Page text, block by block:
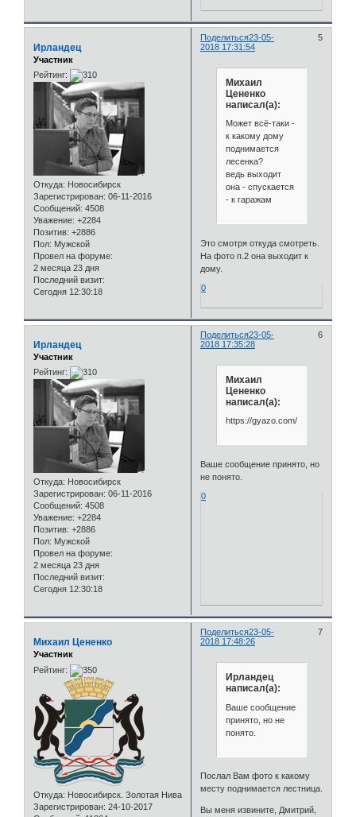
Поделиться 5
23-05-
2018 17:31:54
Ирландец
Участник
Рейтинг:
Откуда: Новосибирск
Зарегистрирован: 06-11-2016
Сообщений: 4508
Уважение: +2284
Позитив: +2886
Пол: Мужской
Провел на форуме:
2 месяца 23 дня
Последний визит:
Сегодня 12:30:18
Михаил
Цененко
написал(а):
Может всё-таки -
к какому дому
поднимается
лесенка?
ведь выходит
она - спускается
- к гаражам
Это смотря откуда смотреть.
На фото п.2 она выходит к
дому.
0
Поделиться 6
23-05-
2018 17:35:28
Ирландец
Участник
Рейтинг:
Откуда: Новосибирск
Зарегистрирован: 06-11-2016
Сообщений: 4508
Уважение: +2284
Позитив: +2886
Пол: Мужской
Провел на форуме:
2 месяца 23 дня
Последний визит:
Сегодня 12:30:18
Михаил
Цененко
написал(а):
https://gyazo.com/
Ваше сообщение принято, но
не понято.
0
Поделиться 7
23-05-
2018 17:48:26
Михаил Цененко
Участник
Рейтинг:
Откуда: Новосибирск. Золотая Нива
Зарегистрирован: 24-10-2017
Ирландец
написал(а):
Ваше сообщение
принято, но не
понято.
Послал Вам фото к какому
месту поднимается лестница.
Вы меня извините, Дмитрий,